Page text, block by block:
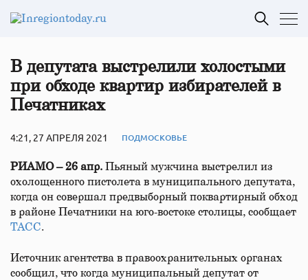
В депутата выстрелили холостыми
при обходе квартир избирателей в
Печатниках
4:21, 27 АПРЕЛЯ 2021 ПОДМОСКОВЬЕ
РИАМО – 26 апр. Пьяный мужчина выстрелил из
охолощенного пистолета в муниципального депутата,
когда он совершал предвыборный поквартирный обход
в районе Печатники на юго-востоке столицы, сообщает
ТАСС.
Источник агентства в правоохранительных органах
сообщил, что когда муниципальный депутат от